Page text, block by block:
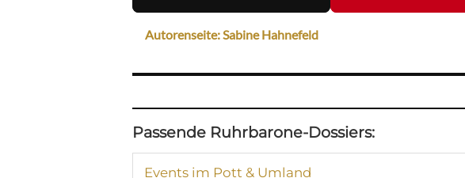
Autorenseite: Sabine Hahnefeld
Passende Ruhrbarone-Dossiers:
Events im Pott & Umland